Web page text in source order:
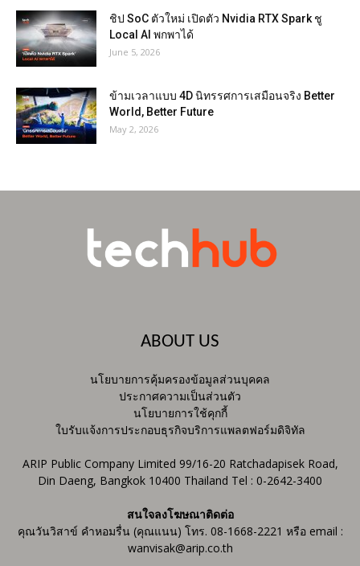
ชิป SoC ตัวใหม่ เปิดตัว Nvidia RTX Spark ชู
Local AI พกพาได้
June 5, 2026
ข้ามเวลาแบบ 4D นิทรรศการเสมือนจริง Better
World, Better Future
May 2, 2026
ABOUT US
นโยบายการคุ้มครองข้อมูลส่วนบุคคล
ประกาศความเป็นส่วนตัว
นโยบายการใช้คุกกี้
ใบรับแจ้งการประกอบธุรกิจบริการแพลตฟอร์มดิจิทัล
ARIP Public Company Limited 99/16-20 Ratchadapisek Road,
Din Daeng, Bangkok 10400 Thailand Tel : 0-2642-3400
สนใจลงโฆษณาติดต่อ
คุณวันวิสาข์ คำหอมรื่น (คุณแนน) โทร. 08-1668-2221 หรือ email :
wanvisak@arip.co.th